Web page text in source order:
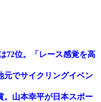
72位。「レース感覚を高
元でサイクリングイベン
。山本幸平が日本スポー